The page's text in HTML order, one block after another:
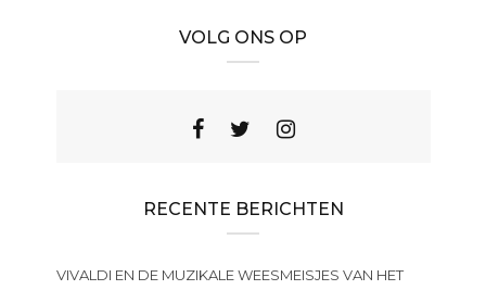
VOLG ONS OP
RECENTE BERICHTEN
VIVALDI EN DE MUZIKALE WEESMEISJES VAN HET